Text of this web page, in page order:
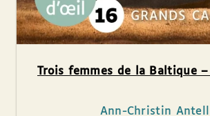
Trois femmes de la Baltique –
Ann-Christin Antell